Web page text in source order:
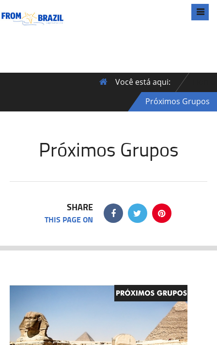
Você está aqui:
Próximos Grupos
Próximos Grupos
SHARE
THIS PAGE ON